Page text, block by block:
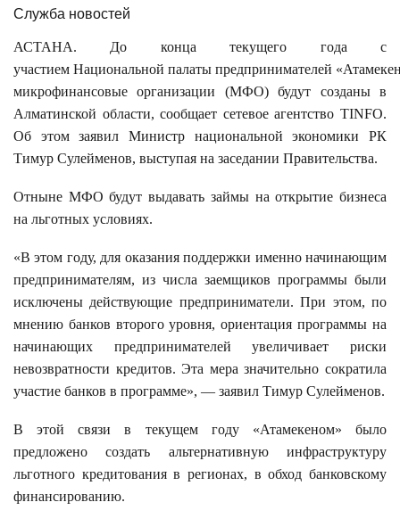
Служба новостей
АСТАНА. До конца текущего года с
участием Национальной палаты предпринимателей
микрофинансовые организации (МФО)будут созданы в
Алматинской области, сообщает сетевое агентство TINFO.
Об этом заявил Министр национальной экономики РК
Тимур Сулейменов, выступая на заседании Правительства.
Отныне МФО будут выдавать займы на открытие бизнеса
на льготных условиях.
«В этом году, для оказания поддержки именно начинающим
предпринимателям, из числа заемщиков программы были
исключены действующие предприниматели. При этом, по
мнению банков второго уровня, ориентация программы на
начинающих предпринимателей увеличивает риски
невозвратности кредитов. Эта мера значительно сократила
участие банков в программе», — заявил Тимур Сулейменов.
В этой связи в текущем году «Атамекеном» было
предложено создать альтернативную инфраструктуру
льготного кредитования в регионах, в обход банковскому
финансированию.